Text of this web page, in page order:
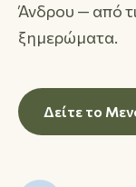
Άνδρου — από
ξημερώματα.
Δείτε το